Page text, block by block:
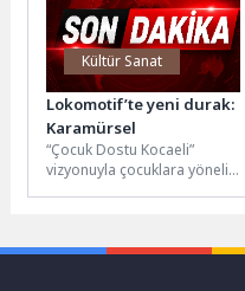
Kültür Sanat
Lokomotif’te yeni durak:
Karamürsel
“Çocuk Dostu Kocaeli”
vizyonuyla çocuklara yönelik
Çocuk...